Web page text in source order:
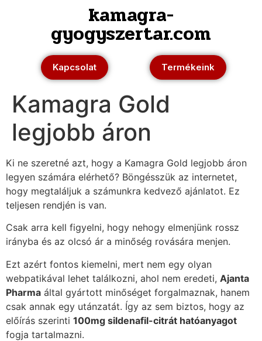
kamagra-
gyogyszertar.com
Kapcsolat Termékeink
Kamagra Gold
legjobb áron
Ki ne szeretné azt, hogy a Kamagra Gold legjobb áron
legyen számára elérhető? Böngésszük az internetet,
hogy megtaláljuk a számunkra kedvező ajánlatot. Ez
teljesen rendjén is van.
Csak arra kell figyelni, hogy nehogy elmenjünk rossz
irányba és az olcsó ár a minőség rovására menjen.
Ezt azért fontos kiemelni, mert nem egy olyan
webpatikával lehet találkozni, ahol nem eredeti, Ajanta
Pharma által gyártott minőséget forgalmaznak, hanem
csak annak egy utánzatát. Így az sem biztos, hogy az
előírás szerinti 100mg sildenafil-citrát hatóanyagot
fogja tartalmazni.